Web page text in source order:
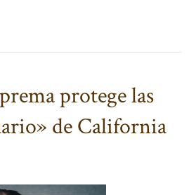
protege las
de California